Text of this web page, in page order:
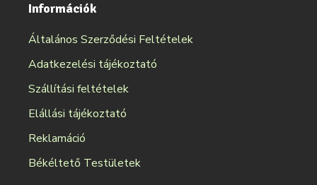
Információk
Általános Szerződési Feltételek
Adatkezelési tájékoztató
Szállítási feltételek
Elállási tájékoztató
Reklamáció
Békéltető Testületek